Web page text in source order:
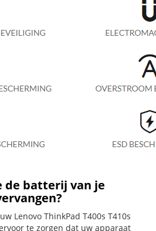
de batterij van je
Lenovo ThinkPad T400s T410s
te zorgen dat uw apparaat